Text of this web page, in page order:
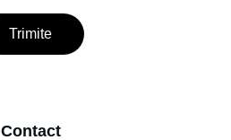
Trimite
Contact